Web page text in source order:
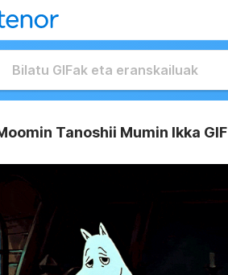
Tanoshii Mumin Ikka GIF